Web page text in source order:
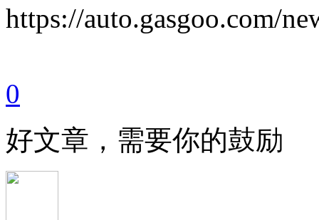
https://auto.gasgoo.com/
0
好文章，需要你的鼓励